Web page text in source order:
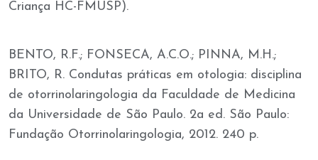
Criança HC-FMUSP).
BENTO, R.F.; FONSECA, A.C.O.; PINNA, M.H.;
BRITO, R. Condutas práticas em otologia: disciplina
de otorrinolaringologia da Faculdade de Medicina
da Universidade de São Paulo. 2a ed. São Paulo:
Fundação Otorrinolaringologia, 2012. 240 p.